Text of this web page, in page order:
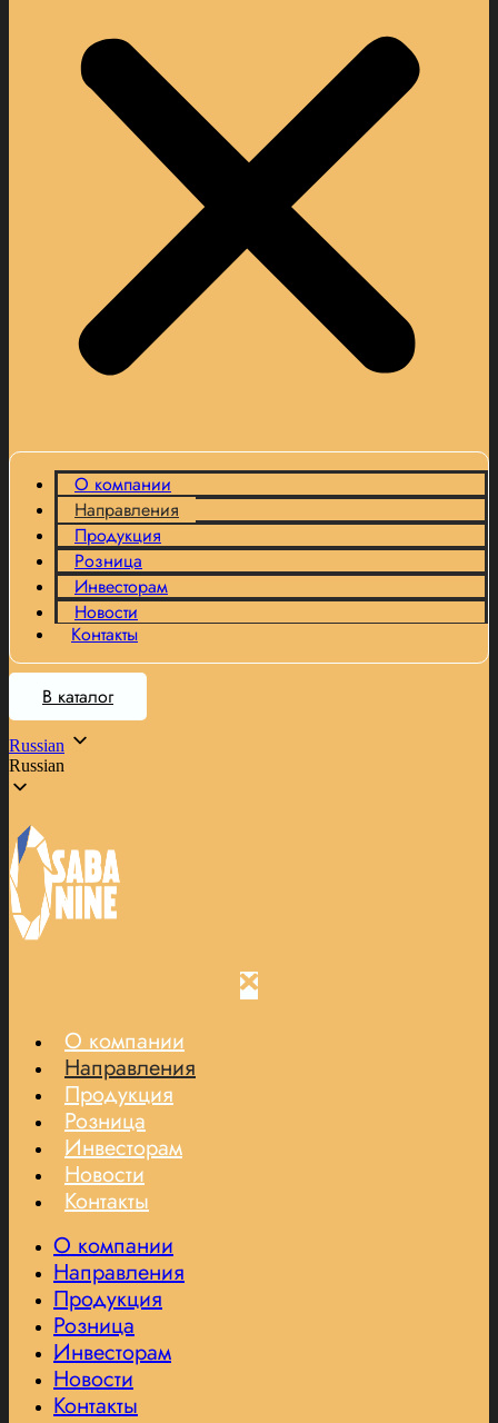
О компании
Направления
Продукция
Розница
Инвесторам
Новости
Контакты
В каталог
Russian
Russian
О компании
Направления
Продукция
Розница
Инвесторам
Новости
Контакты
О компании
Направления
Продукция
Розница
Инвесторам
Новости
Контакты